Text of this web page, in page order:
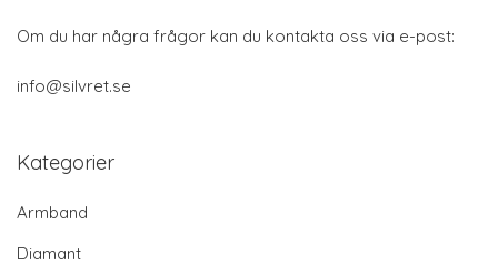
Om du har några frågor kan du kontakta oss via e-post:
info@silvret.se
Kategorier
Armband
Diamant